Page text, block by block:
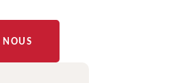
NOUS